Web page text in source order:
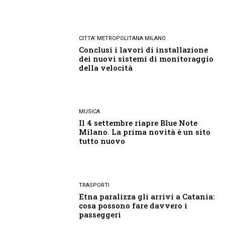
CITTA' METROPOLITANA MILANO
Conclusi i lavori di installazione
dei nuovi sistemi di monitoraggio
della velocità
MUSICA
Il 4 settembre riapre Blue Note
Milano. La prima novità è un sito
tutto nuovo
TRASPORTI
Etna paralizza gli arrivi a Catania:
cosa possono fare davvero i
passeggeri